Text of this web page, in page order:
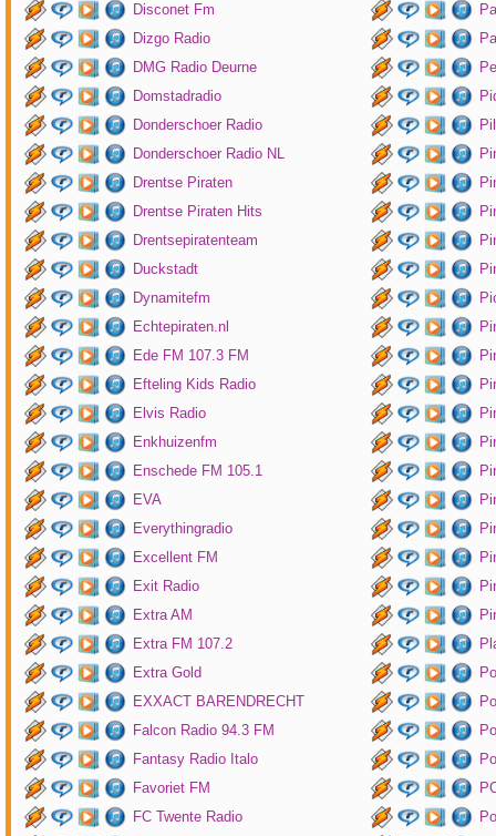
Disconet Fm
Dizgo Radio
DMG Radio Deurne
Domstadradio
Donderschoer Radio
Donderschoer Radio NL
Drentse Piraten
Drentse Piraten Hits
Drentsepiratenteam
Duckstadt
Dynamitefm
Echtepiraten.nl
Ede FM 107.3 FM
Efteling Kids Radio
Elvis Radio
Enkhuizenfm
Enschede FM 105.1
EVA
Everythingradio
Excellent FM
Exit Radio
Extra AM
Extra FM 107.2
Extra Gold
EXXACT BARENDRECHT
Falcon Radio 94.3 FM
Fantasy Radio Italo
Favoriet FM
FC Twente Radio